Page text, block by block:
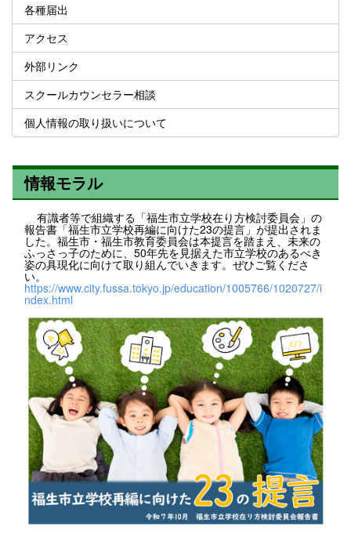
各種届出
アクセス
外部リンク
スクールカウンセラー相談
個人情報の取り扱いについて
情報モラル
有識者等で組織する「福生市立学校在り方検討委員会」の
報告書「福生市立学校再編に向けた23の提言」が提出されま
した。福生市・福生市教育委員会は本提言を踏まえ、未来の
ふっさっ子のために、50年先を見据えた市立学校のあるべき
姿の具現化に向けて取り組んでいきます。ぜひご覧くださ
い。
https://www.city.fussa.tokyo.jp/education/1005766/1020727/i
ndex.html